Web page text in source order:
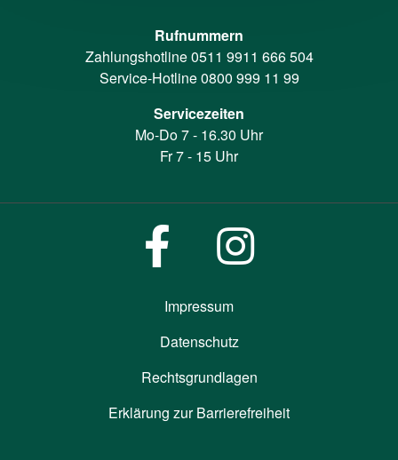
Rufnummern
Zahlungshotline0511 9911 666 504
Service-Hotline0800 999 11 99
Servicezeiten
Mo-Do 7 - 16.30 Uhr
Fr 7 - 15 Uhr
Impressum
Datenschutz
Rechtsgrundlagen
Erklärung zur Barrierefreiheit